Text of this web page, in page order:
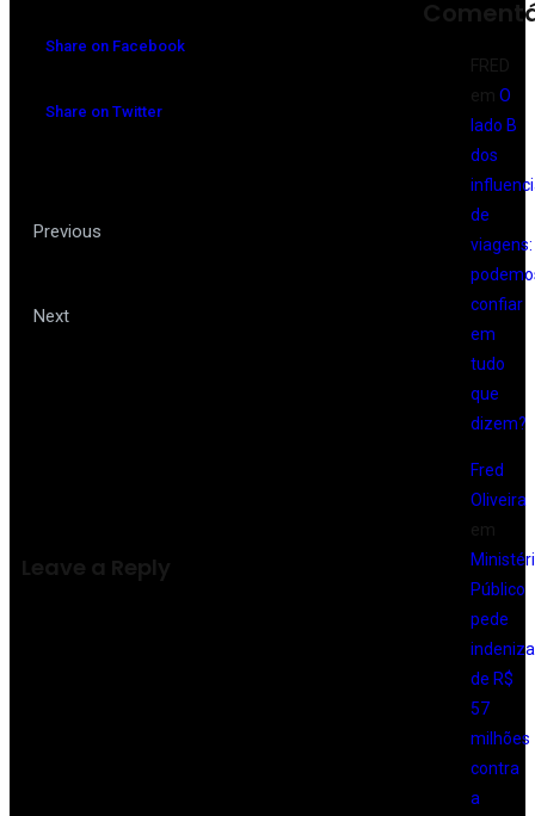
Share on Facebook
Share on Twitter
Previous
Next
Leave a Reply
FRED
em O
lado B
dos
de
viagens:
confiar
em
tudo
que
dizem?
Fred
Oliveira
em
Público
pede
de R$
57
milhões
contra
a